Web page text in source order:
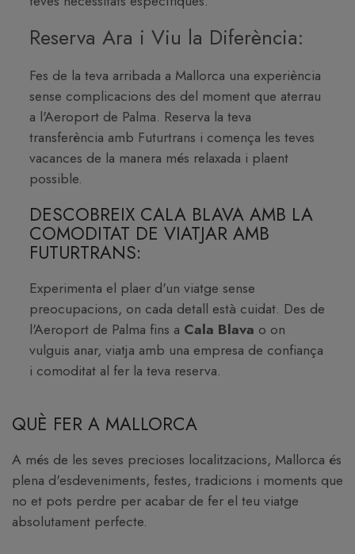
Reserva Ara i Viu la Diferència:
Fes de la teva arribada a Mallorca una experiència
sense complicacions des del moment que aterrau
a l'Aeroport de Palma. Reserva la teva
transferència amb Futurtrans i comença les teves
vacances de la manera més relaxada i plaent
possible.
DESCOBREIX CALA BLAVA AMB LA
COMODITAT DE VIATJAR AMB
FUTURTRANS:
Experimenta el plaer d'un viatge sense
preocupacions, on cada detall està cuidat. Des de
l'Aeroport de Palma fins a Cala Blava o on
vulguis anar, viatja amb una empresa de confiança
i comoditat al fer la teva reserva.
QUÈ FER A MALLORCA
A més de les seves precioses localitzacions, Mallorca és
plena d'esdeveniments, festes, tradicions i moments que
no et pots perdre per acabar de fer el teu viatge
absolutament perfecte.